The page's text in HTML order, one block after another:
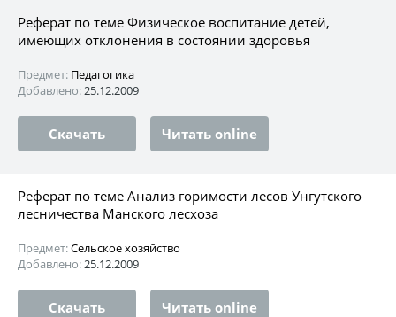
Реферат по теме Физическое воспитание детей,
имеющих отклонения в состоянии здоровья
Предмет: Педагогика
Добавлено:25.12.2009
Скачать Читать online
Реферат по теме Анализ горимости лесов Унгутского
лесничества Манского лесхоза
Предмет:Сельское хозяйство
Добавлено:25.12.2009
Скачать Читать online